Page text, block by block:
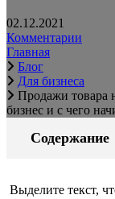
02.12.2021
Комментарии
Главная
Блог
Для бизнеса
Продажи товара
бизнес и с чего
Содержание
Выделите текст,